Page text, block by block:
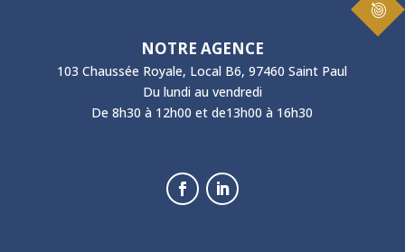
NOTRE AGENCE
103 Chaussée Royale, Local B6, 97460 Saint Paul
Du lundi au vendredi
De 8h30 à 12h00 et de13h00 à 16h30